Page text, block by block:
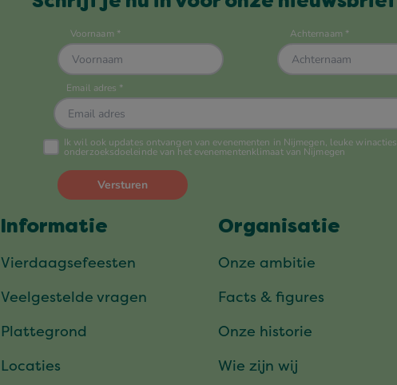
Informatie
Vierdaagsefeesten
Veelgestelde vragen
Plattegrond
Locaties
Organisatie
Onze ambitie
Facts & figures
Onze historie
Wie zijn wij